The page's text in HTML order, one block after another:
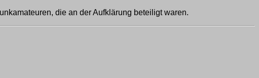
die an der Aufklärung beteiligt waren.